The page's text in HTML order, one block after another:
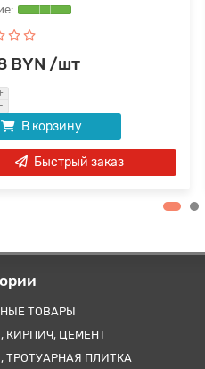
BYN /шт
В корзину
Быстрый заказ
ТОВАРЫ
КИРПИЧ, ЦЕМЕНТ
ТРОТУАРНАЯ ПЛИТКА